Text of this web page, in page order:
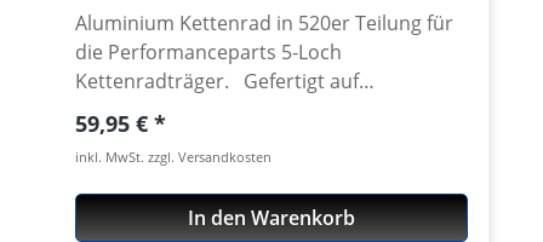
Aluminium Kettenrad in 520er Teilung für
die Performanceparts 5-Loch
Kettenradträger. Gefertigt auf
modensten CNC Maschinen aus
hochfestem und extrem zähen
Luftfahrtaluminium 7075 T6. Lieferbar in
verschiedenen Teilungen (520 - 525) und
Zähnezahlen von 36-47 Zähnen. Passend
Regulärer Preis:
59,95 €
inkl. MwSt. zzgl. Versandkosten
In den Warenkorb